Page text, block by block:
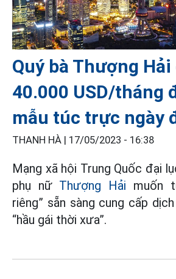
Quý bà Thượng
40.000 USD/tháng
mẫu túc trực ngày
THANH HÀ | 17/05/2023 - 16:38
Mạng xã hội Trung Quốc đại
phụ nữ Thượng Hải muốn
riêng” sẵn sàng cung cấp
“hầu gái thời xưa”.